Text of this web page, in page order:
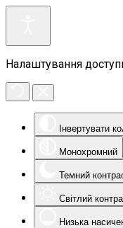
Налаштування
Інвертувати
Монохромний
Темний
Світлий
Низька